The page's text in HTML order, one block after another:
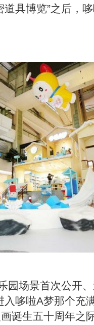
具博览”之后，
园场景首次公开
哆啦A梦那个充
诞生五十周年之